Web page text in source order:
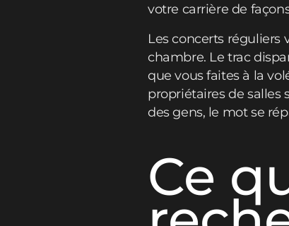
votre carrière de
Les concerts
chambre. Le trac
que vous faites à la
propriétaires de salles
des gens, le mot se
Ce